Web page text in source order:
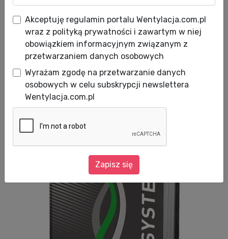
SYSTEMY VAV PORADNIK
Data publikacji: 02.03.2009
Data aktualizacji: 08.01.2010
Akceptuję regulamin portalu Wentylacja.com.pl
wraz z polityką prywatności i zawartym w niej
obowiązkiem informacyjnym związanym z
przetwarzaniem danych osobowych
Wyrażam zgodę na przetwarzanie danych
osobowych w celu subskrypcji newslettera
Wentylacja.com.pl
Zapisz się